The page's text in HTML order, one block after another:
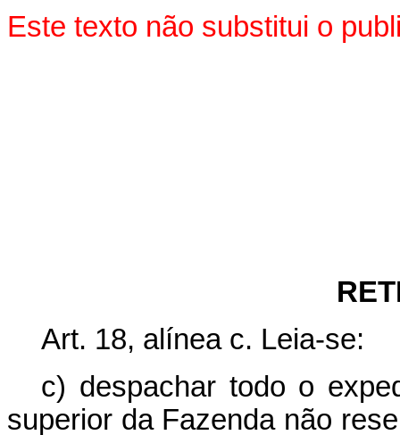
Este texto não substitui o
Art. 18, alínea c. Leia-se:
c) despachar todo o
superior da Fazenda não